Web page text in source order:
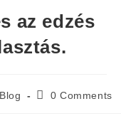
az edzés
Blog 0 Comments